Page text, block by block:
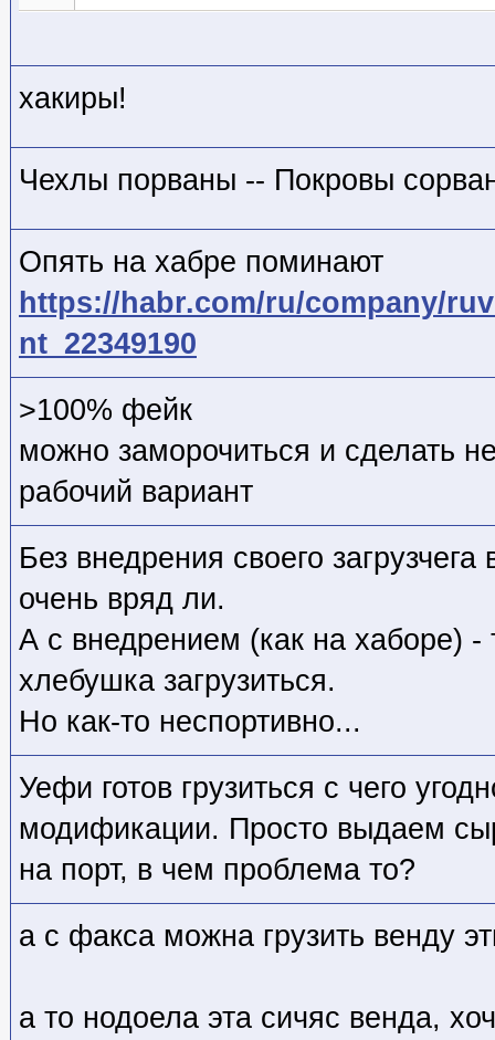
хакиры!
Чехлы порваны -- Покровы
Опять на хабре поминают
https://habr.com/ru/company/
nt_22349190
>100% фейк
можно заморочиться и сделать
рабочий вариант
Без внедрения своего
очень вряд ли.
А с внедрением (как на хаборе)
хлебушка загрузиться.
Но как-то неспортивно...
Уефи готов грузиться с чего
модификации. Просто выдаем
на порт, в чем проблема то?
а с факса можна грузить венду
а то нодоела эта сичяс венда,